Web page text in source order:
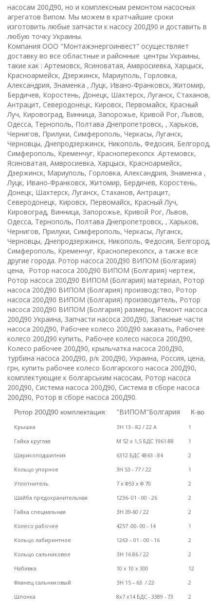
насосам 200Д90, но и комплексным ремонтом насосных
агрегатов Випом. Мы можем в кратчайшие сроки
изготовить любые запчасти к насосу 200Д90 и доставить в
любую точку Украины.
Компания ООО "Монтажэнергоинвест" осуществляет
доставку во все областные и районные центры Украины,
такие как : Артемовск, Ясиноватая, Амвросиевка, Харцыск,
Красноармейск, Дзержинск, Мариуполь, Горловка,
Александрия, Знаменка , Луцк, Ивано-Франковск, Житомир,
Бердичев, Коростень, Донецк, Шахтерск, Луганск, Стаханов,
Антрацит, Северодонецк, Кировск, Первомайск, Красный
Луч, Кировоград, Винница, Запорожье, Кривой Рог, Львов,
Одесса, Тернополь, Полтава Днепропетровск, , Харьков,
Чернигов, Прилуки, Симферополь, Черкасы, Луганск,
Черновцы, Днепродзержинск, Никополь, Федосия, Белгород,
Симферополь, Кременчуг, Красноперекопск .Артемовск,
Ясиноватая, Амвросиевка, Харцыск, Красноармейск,
Дзержинск, Мариуполь, Горловка, Александрия, Знаменка ,
Луцк, Ивано-Франковск, Житомир, Бердичев, Коростень,
Донецк, Шахтерск, Луганск, Стаханов, Антрацит,
Северодонецк, Кировск, Первомайск, Красный Луч,
Кировоград, Винница, Запорожье, Кривой Рог, Львов,
Одесса, Тернополь, Полтава Днепропетровск, , Харьков,
Чернигов, Прилуки, Симферополь, Черкасы, Луганск,
Черновцы, Днепродзержинск, Никополь, Федосия, Белгород,
Симферополь, Кременчуг, Красноперекопск, а также все
другие города. Ротор насоса 200Д90 ВИПОМ (Болгария)
цена, Ротор насоса 200Д90 ВИПОМ (Болгария) чертеж,
Ротор насоса 200Д90 ВИПОМ (Болгария) материал, Ротор
насоса 200Д90 ВИПОМ (Болгария) производство, Ротор
насоса 200Д90 ВИПОМ (Болгария) производитель, Ротор
насоса 200Д90 ВИПОМ (Болгария) размеры, Ремонт насоса
200Д90 Украина, Запчасти насоса 200Д90, Запасные части
насоса 200Д90, Рабочее колесо 200Д90 заказать, Рабочее
колесо 200Д90 купить, Рабочее колесо насоса 200Д90,
Колесо рабочее 200Д90, крыльчатка насоса 200Д90,
турбина насоса 200Д90, р/к 200Д90, Украина, Россия, цена,
грн, купить рабочее колесо Болгарского насоса 200Д90,
комплектующие к болгарським насосам, Ротор насоса
200Д90, Система насоса 200Д90, Система в сборе насоса
200Д90, Ротор в сборе насоса 200Д90.
Ротор 200Д90 комплектация: "ВИПОМ"Болгария К-во
Крышка ЗН 13 - 82 / 22 A 1
Гайка круглая M 52 х 1,5 БДC 1961-88 1
Шарикоподшипник 6312 БДC 4843 - 84 2
Кольцо упорное 3Н 53 - 77 / 22 1
Уплотнитель 7 х Ф53 х Ф 70 2
Шайба предохранительная 1236- 01 - 00 - 26 2
Гайка специальная ЗН39-60 / 22 2
Колесо рабочее 4257 -00- 00 - 14 1
Кольцо лабиринтное 1263 – 01 - 00 - 16 2
Кольцо сальниковое ЗН 1 686/ 22 2
Набивка 10 х 10 х300 12
Фланец сальниковый ЗН 15 – 63 / 22 2
Шпонка 8х7 х14 БДС - 3389 - 73 2